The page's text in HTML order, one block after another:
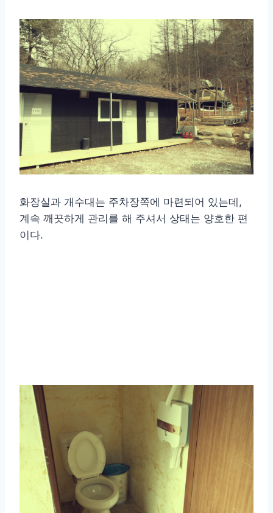
화장실과 개수대는 주차장쪽에 마련되어 있는데,
계속 깨끗하게 관리를 해 주셔서 상태는 양호한 편
이다.